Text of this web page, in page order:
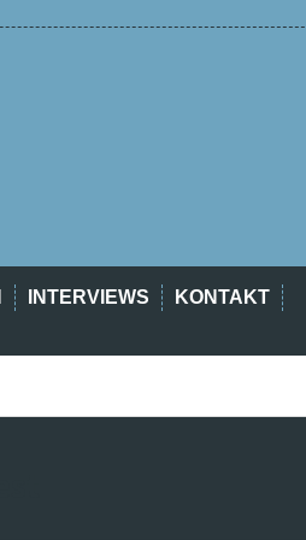
INTERVIEWS
KONTAKT